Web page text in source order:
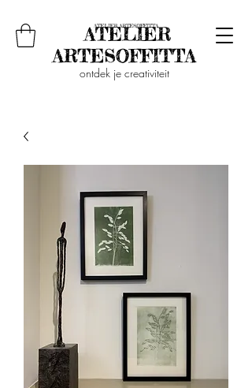
ontdek je creativiteit